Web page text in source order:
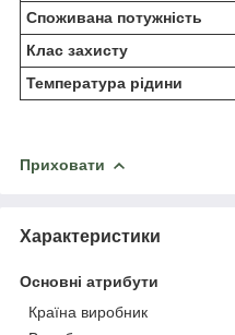
Споживана потужність
Клас захисту
Температура рідини
Приховати
Характеристики
Основні атрибути
Країна виробник